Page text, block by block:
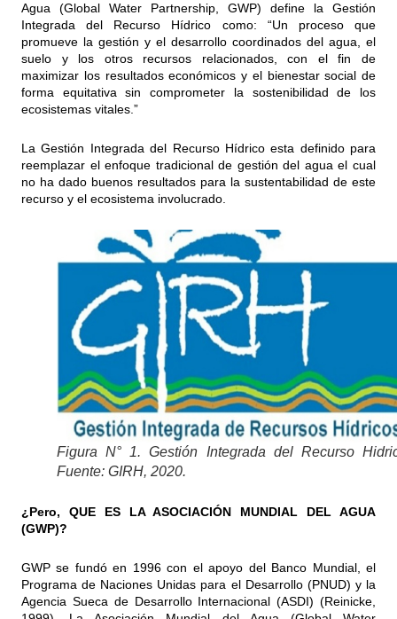
Agua (Global Water Partnership, GWP) define la Gestión
Integrada del Recurso Hídrico como: “Un proceso que
promueve la gestión y el desarrollo coordinados del agua, el
suelo y los otros recursos relacionados, con el fin de
maximizar los resultados económicos y el bienestar social de
forma equitativa sin comprometer la sostenibilidad de los
ecosistemas vitales.”
La Gestión Integrada del Recurso Hídrico esta definido para
reemplazar el enfoque tradicional de gestión del agua el cual
no ha dado buenos resultados para la sustentabilidad de este
recurso y el ecosistema involucrado.
Figura N° 1. Gestión Integrada del Recurso
Fuente: GIRH, 2020.
¿Pero, QUE ES LA ASOCIACIÓN MUNDIAL DEL AGUA
(GWP)?
GWP se fundó en 1996 con el apoyo del Banco Mundial, el
Programa de Naciones Unidas para el Desarrollo (PNUD) y la
Agencia Sueca de Desarrollo Internacional (ASDI) (Reinicke,